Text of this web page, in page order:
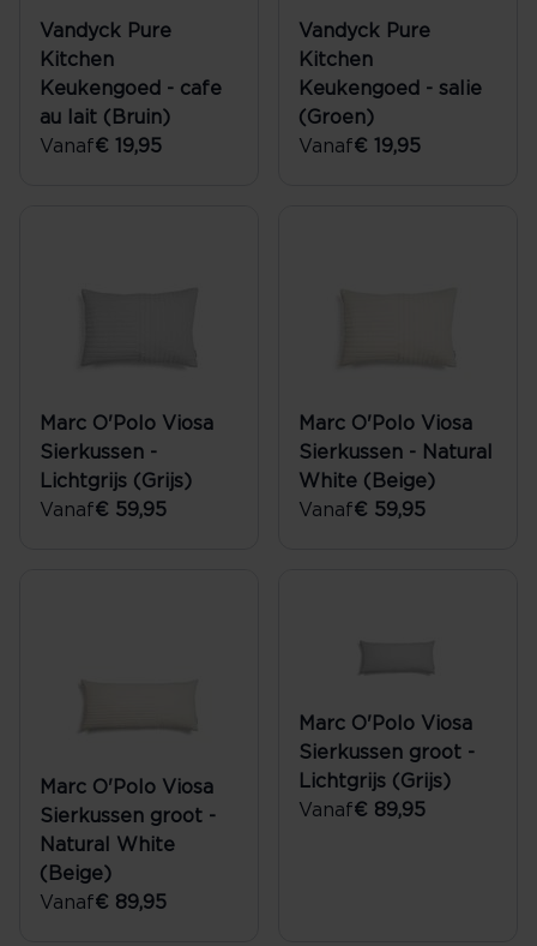
Vandyck Pure
Kitchen
Keukengoed - cafe
au lait (Bruin)
Vanaf€ 19,95
Vandyck Pure
Kitchen
Keukengoed - salie
(Groen)
Vanaf€ 19,95
Marc O'Polo Viosa
Sierkussen -
Lichtgrijs (Grijs)
Vanaf€ 59,95
Marc O'Polo Viosa
Sierkussen - Natural
White (Beige)
Vanaf€ 59,95
Marc O'Polo Viosa
Sierkussen groot -
Natural White
(Beige)
Vanaf€ 89,95
Marc O'Polo Viosa
Sierkussen groot -
Lichtgrijs (Grijs)
Vanaf€ 89,95